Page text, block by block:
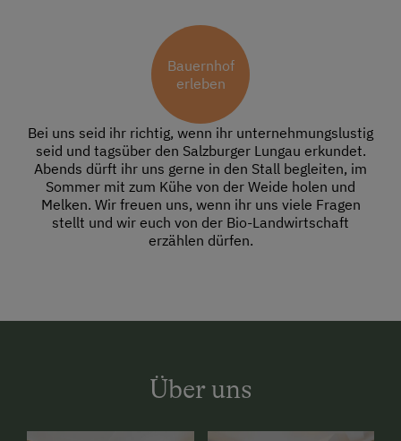
Bauernhof
erleben
Bei uns seid ihr richtig, wenn ihr unternehmungslustig
seid und tagsüber den Salzburger Lungau erkundet.
Abends dürft ihr uns gerne in den Stall begleiten, im
Sommer mit zum Kühe von der Weide holen und
Melken. Wir freuen uns, wenn ihr uns viele Fragen
stellt und wir euch von der Bio-Landwirtschaft
erzählen dürfen.
Über uns